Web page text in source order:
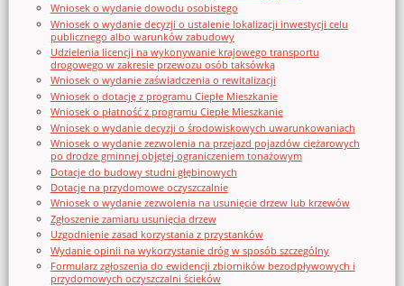
Wniosek o wydanie dowodu osobistego
Wniosek o wydanie decyzji o ustalenie lokalizacji inwestycji celu
publicznego albo warunków zabudowy
Udzielenia licencji na wykonywanie krajowego transportu
drogowego w zakresie przewozu osób taksówką
Wniosek o wydanie zaświadczenia o rewitalizacji
Wniosek o dotację z programu Ciepłe Mieszkanie
Wniosek o płatność z programu Ciepłe Mieszkanie
Wniosek o wydanie decyzji o środowiskowych uwarunkowaniach
Wniosek o wydanie zezwolenia na przejazd pojazdów ciężarowych
po drodze gminnej objętej ograniczeniem tonażowym
Dotacje do budowy studni głębinowych
Dotacje na przydomowe oczyszczalnie
Wniosek o wydanie zezwolenia na usunięcie drzew lub krzewów
Zgłoszenie zamiaru usunięcia drzew
Uzgodnienie zasad korzystania z przystanków
Wydanie opinii na wykorzystanie dróg w sposób szczególny
Formularz zgłoszenia do ewidencji zbiorników bezodpływowych i
przydomowych oczyszczalni ścieków